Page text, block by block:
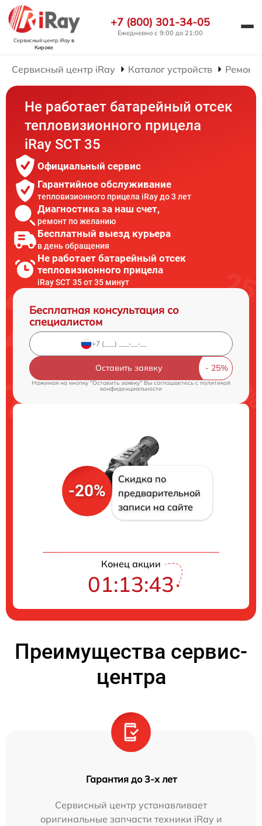
Сервисный центр iRayв
Кирове
+7 (800) 301-34-05
Ежедневно с 9:00 до 21:00
Сервисный центр iRay Каталог устройств Ремонт
Не работает батарейный отсек
тепловизионного прицела
iRay SCT 35
Официальный сервис
Гарантийное обслуживание
тепловизионного прицела iRay до 3 лет
Диагностика за наш счет,
ремонт по желанию
Бесплатный выезд курьера
в день обращения
Не работает батарейный отсек
тепловизионного прицела
iRay SCT 35 от 35 минут
Бесплатная консультация со
специалистом
Оставить заявку
Нажимая на кнопку "Оставить заявку" Вы соглашаетесь cполитикой
конфиденциальности
-20%
Скидка по
предварительной
записи на сайте
Конец акции
01:13:42
Преимущества сервис-
центра
Гарантия до 3-х лет
Сервисный центр устанавливает
оригинальные запчасти техники iRay и